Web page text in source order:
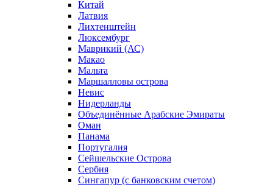
Китай
Латвия
Лихтенштейн
Люксембург
Маврикий (АС)
Макао
Мальта
Маршалловы острова
Нeвис
Нидерланды
Объединённые Арабские Эмираты
Оман
Панама
Португалия
Сейшельские Острова
Сербия
Сингапур (c банковским счетом)